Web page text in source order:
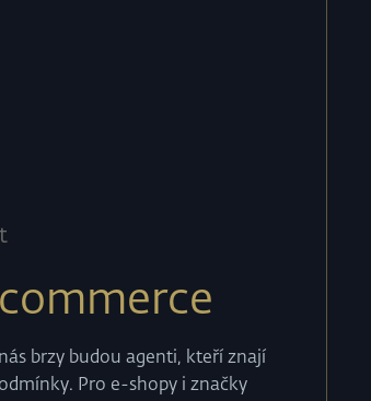
brzy budou agenti, kteří znají
Pro e-shopy i značky